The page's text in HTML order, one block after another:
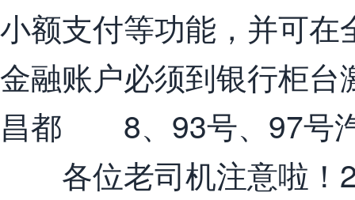
小额支付等功能，并可
金融账户必须到银行柜
昌都 8、93号、97号
各位老司机注意啦！